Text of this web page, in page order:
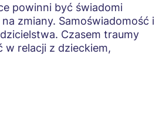
powinni być świadomi
zmiany. Samoświadomość i
Czasem traumy
w relacji z dzieckiem,